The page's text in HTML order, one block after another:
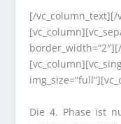
[/vc_column_text][/
Die 4. Phase ist